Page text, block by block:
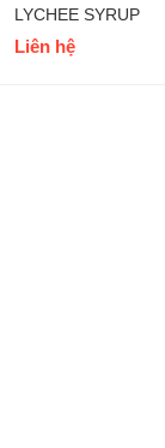
LYCHEE SYRUP
Liên hệ